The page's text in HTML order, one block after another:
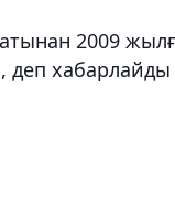
2009
деп хабарлайды